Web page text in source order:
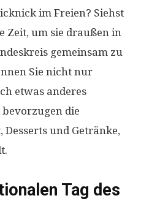
im Freien? Siehst
Zeit, um sie draußen in
gemeinsam zu
Sie nicht nur
etwas anderes
die
Desserts und Getränke,
Tag des